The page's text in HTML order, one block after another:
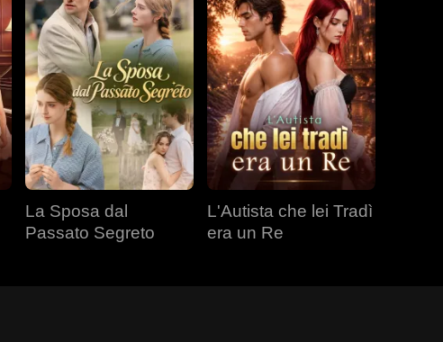
La Sposa dal
Passato Segreto
L'Autista che lei Tradì
era un Re